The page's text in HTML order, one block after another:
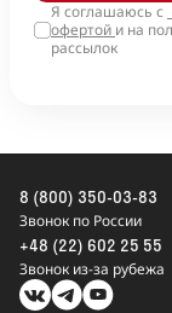
Я соглашаюсь с
офертой и на
рассылок
8 (800) 350-03-83
Звонок по России
+48 (22) 602 25 55
Звонок из-за рубежа